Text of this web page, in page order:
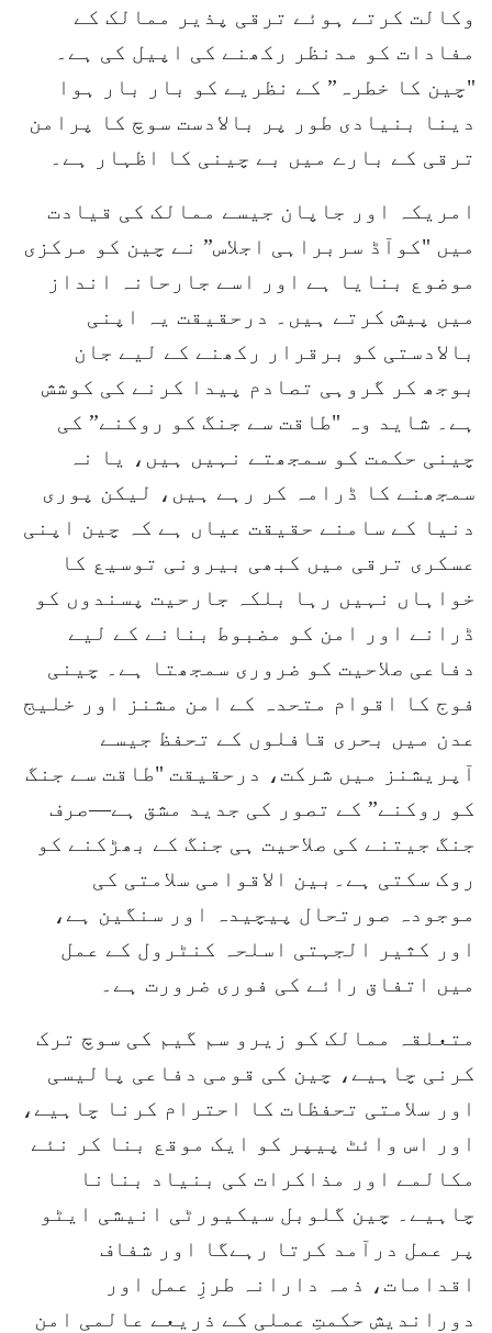
وکالت کرتے ہوئے ترقی پذیر ممالک کے
مفادات کو مدنظر رکھنے کی اپیل کی ہے۔
"چین کا خطرہ” کے نظریے کو بار بار ہوا
دینا بنیادی طور پر بالادست سوچ کا پرامن
ترقی کے بارے میں بے چینی کا اظہار ہے۔
امریکہ اور جاپان جیسے ممالک کی قیادت
میں "کوآڈ سربراہی اجلاس” نے چین کو مرکزی
موضوع بنایا ہے اور اسے جارحانہ انداز
میں پیش کرتے ہیں۔ درحقیقت یہ اپنی
بالادستی کو برقرار رکھنے کے لیے جان
بوجھ کر گروہی تصادم پیدا کرنے کی کوشش
ہے۔ شاید وہ "طاقت سے جنگ کو روکنے” کی
چینی حکمت کو سمجھتے نہیں ہیں، یا نہ
سمجھنے کا ڈرامہ کر رہے ہیں، لیکن پوری
دنیا کے سامنے حقیقت عیاں ہے کہ چین اپنی
عسکری ترقی میں کبھی بیرونی توسیع کا
خواہاں نہیں رہا بلکہ جارحیت پسندوں کو
ڈرانے اور امن کو مضبوط بنانے کے لیے
دفاعی صلاحیت کو ضروری سمجھتا ہے۔ چینی
فوج کا اقوام متحدہ کے امن مشنز اور خلیج
عدن میں بحری قافلوں کے تحفظ جیسے
آپریشنز میں شرکت، درحقیقت "طاقت سے جنگ
کو روکنے” کے تصور کی جدید مشق ہے—صرف
جنگ جیتنے کی صلاحیت ہی جنگ کے بھڑکنے کو
روک سکتی ہے۔بین الاقوامی سلامتی کی
موجودہ صورتحال پیچیدہ اور سنگین ہے،
اور کثیر الجہتی اسلحہ کنٹرول کے عمل
میں اتفاق رائے کی فوری ضرورت ہے۔
متعلقہ ممالک کو زیرو سم گیم کی سوچ ترک
کرنی چاہیے، چین کی قومی دفاعی پالیسی
اور سلامتی تحفظات کا احترام کرنا چاہیے،
اور اس وائٹ پیپر کو ایک موقع بنا کر نئے
مکالمے اور مذاکرات کی بنیاد بنانا
چاہیے۔ چین گلوبل سیکیورٹی انیشی ایٹو
پر عمل درآمد کرتا رہےگا اور شفاف
اقدامات، ذمہ دارانہ طرزِ عمل اور
دوراندیش حکمتِ عملی کے ذریعے عالمی امن